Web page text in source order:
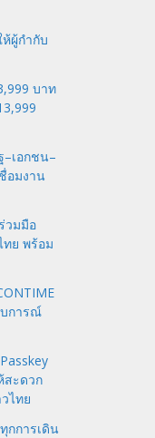
ผู้กำกับ
บาท
–เอกชน–
อมงาน
วมมือ
ทย พร้อม
บการณ์
สะดวก
ไทย
กการเดิน